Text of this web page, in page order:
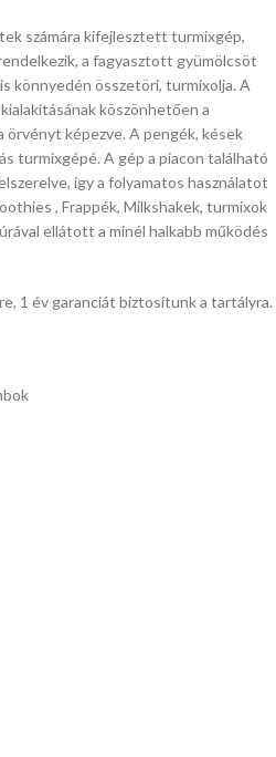
számára kifejlesztett turmixgép,
a fagyasztott gyümölcsöt
könnyedén összetöri, turmixolja. A
köszönhetően a
képezve. A pengék, kések
turmixgépé. A gép a piacon található
így a folyamatos használatot
, Frappék, Milkshakek, turmixok
ellátott a minél halkabb működés
1 év garanciát biztosítunk a tartályra.